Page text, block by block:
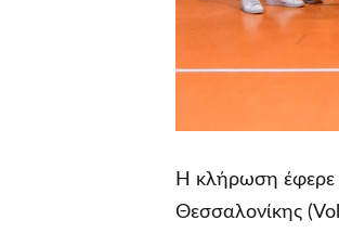
Η κλήρωση έφερε
Θεσσαλονίκης